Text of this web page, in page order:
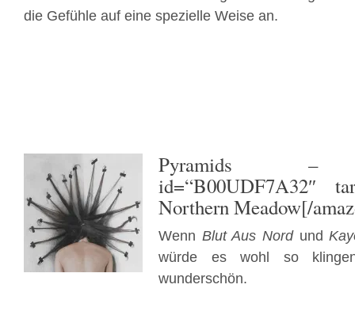
die Gefühle auf eine spezielle Weise an.
Pyramids –
id=“B00UDF7A32″
Northern Meadow[/
Wenn Blut Aus Nordund
würde es wohl so
wunderschön.